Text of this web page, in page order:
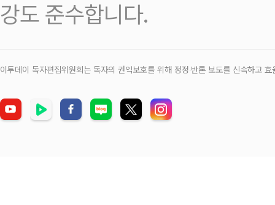
강도 준수합니다.
이투데이 독자편집위원회는 독자의 권익보호를 위해 정정‧반론 보도를 신속하고